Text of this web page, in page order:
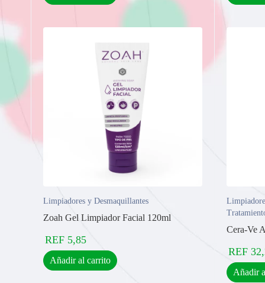
Limpiadores y Desmaquillantes
Zoah Gel Limpiador Facial 120ml
REF 5,85
Añadir al carrito
Cera-Ve
REF
Añadir